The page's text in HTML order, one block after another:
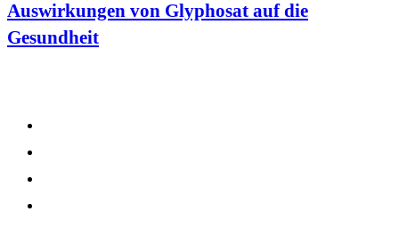
Auswirkungen von Glyphosat auf die
Gesundheit